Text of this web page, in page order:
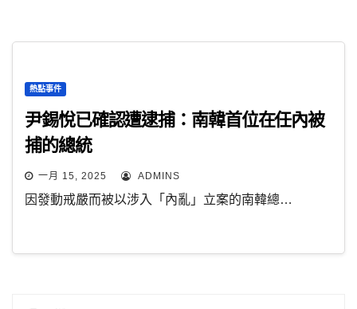
熱點事件
尹錫悅已確認遭逮捕：南韓首位在任內被
捕的總統
一月 15, 2025 ADMINS
因發動戒嚴而被以涉入「內亂」立案的南韓總…